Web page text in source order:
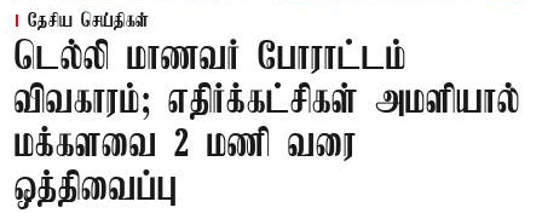
தேசிய செய்திகள்
டெல்லி மாணவர் போராட்டம்
விவகாரம்; எதிர்க்கட்சிகள் அமளியால்
மக்களவை 2 மணி வரை
ஒத்திவைப்பு